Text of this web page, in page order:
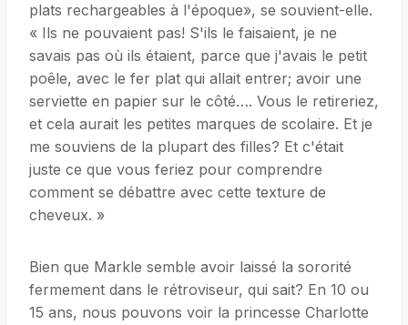
plats rechargeables à l'époque», se souvient-elle.
« Ils ne pouvaient pas! S'ils le faisaient, je ne
savais pas où ils étaient, parce que j'avais le petit
poêle, avec le fer plat qui allait entrer; avoir une
serviette en papier sur le côté…. Vous le retireriez,
et cela aurait les petites marques de scolaire. Et je
me souviens de la plupart des filles? Et c'était
juste ce que vous feriez pour comprendre
comment se débattre avec cette texture de
cheveux. »
Bien que Markle semble avoir laissé la sororité
fermement dans le rétroviseur, qui sait? En 10 ou
15 ans, nous pouvons voir la princesse Charlotte